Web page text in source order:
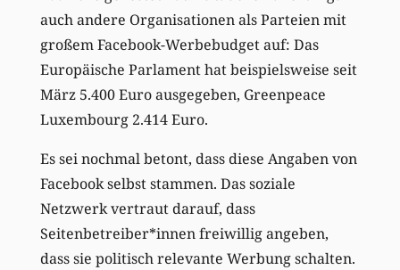
auch andere Organisationen als Parteien mit
großem Facebook-Werbebudget auf: Das
Europäische Parlament hat beispielsweise seit
März 5.400 Euro ausgegeben, Greenpeace
Luxembourg 2.414 Euro.
Es sei nochmal betont, dass diese Angaben von
Facebook selbst stammen. Das soziale
Netzwerk vertraut darauf, dass
Seitenbetreiber*innen freiwillig angeben,
dass sie politisch relevante Werbung schalten.